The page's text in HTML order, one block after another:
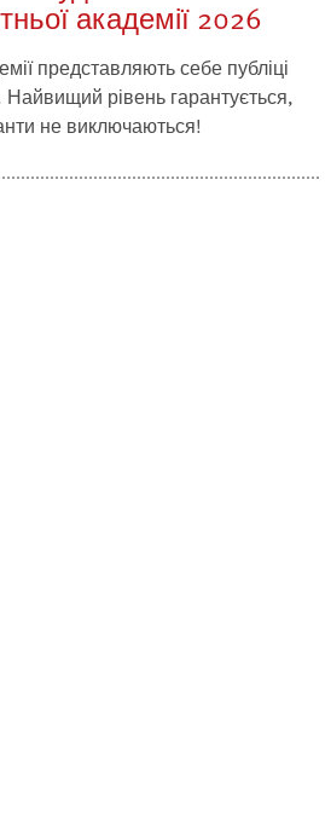
академії 2026
представляють себе публіці
Найвищий рівень гарантується,
не виключаються!